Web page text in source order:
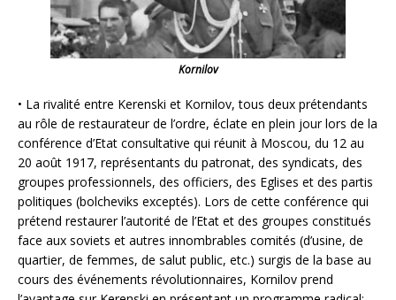
Kornilov
• La rivalité entre Kerenski et Kornilov, tous deux prétendants
au rôle de restaurateur de l’ordre, éclate en plein jour lors de la
conférence d’Etat consultative qui réunit à Moscou, du 12 au
20 août 1917, représentants du patronat, des syndicats, des
groupes professionnels, des officiers, des Eglises et des partis
politiques (bolcheviks exceptés). Lors de cette conférence qui
prétend restaurer l’autorité de l’Etat et des groupes constitués
face aux soviets et autres innombrables comités (d’usine, de
quartier, de femmes, de salut public, etc.) surgis de la base au
cours des événements révolutionnaires, Kornilov prend